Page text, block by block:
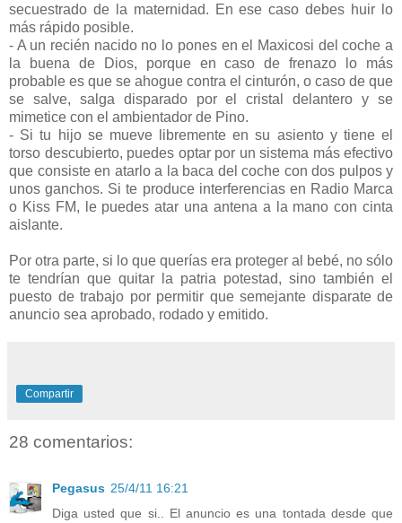
secuestrado de la maternidad. En ese caso debes huir lo
más rápido posible.
- A un recién nacido no lo pones en el Maxicosi del coche a
la buena de Dios, porque en caso de frenazo lo más
probable es que se ahogue contra el cinturón, o caso de que
se salve, salga disparado por el cristal delantero y se
mimetice con el ambientador de Pino.
- Si tu hijo se mueve libremente en su asiento y tiene el
torso descubierto, puedes optar por un sistema más efectivo
que consiste en atarlo a la baca del coche con dos pulpos y
unos ganchos. Si te produce interferencias en Radio Marca
o Kiss FM, le puedes atar una antena a la mano con cinta
aislante.
Por otra parte, si lo que querías era proteger al bebé, no sólo
te tendrían que quitar la patria potestad, sino también el
puesto de trabajo por permitir que semejante disparate de
anuncio sea aprobado, rodado y emitido.
Compartir
28 comentarios:
Pegasus 25/4/11 16:21
Diga usted que si.. El anuncio es una tontada desde que